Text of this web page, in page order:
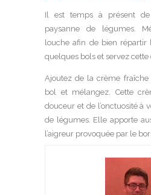
Il est temps à présent
paysanne de légumes.
louche afin de bien répartir
quelques bols et servez cette
Ajoutez de la crème
bol et mélangez. Cette
douceur et de l’onctuosité à
de légumes. Elle apporte
l’aigreur provoquée par le